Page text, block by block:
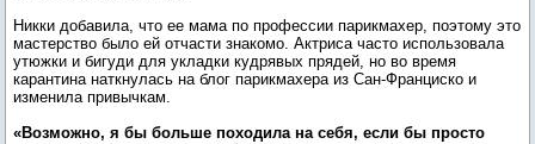
Никки добавила, что ее мама по профессии парикмахер, поэтому это
мастерство было ей отчасти знакомо. Актриса часто использовала
утюжки и бигуди для укладки кудрявых прядей, но во время
карантина наткнулась на блог парикмахера из Сан-Франциско и
изменила привычкам.
«Возможно, я бы больше походила на себя, если бы просто